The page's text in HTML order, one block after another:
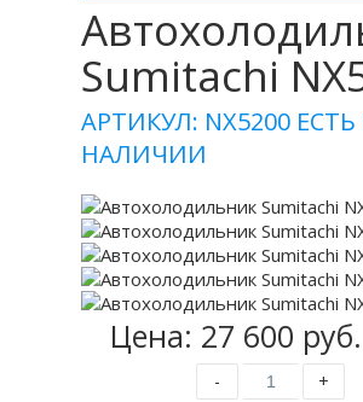
Sumitachi
АРТИКУЛ: NX5200 ЕСТЬ
НАЛИЧИИ
Цена: 27 600 руб.
- +